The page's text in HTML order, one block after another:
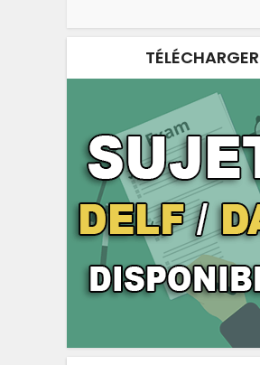
TÉLÉCHARGER